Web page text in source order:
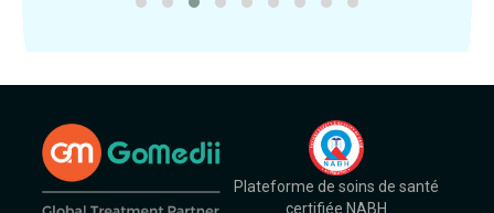
Plateforme de soins de santé
certifiée NABH